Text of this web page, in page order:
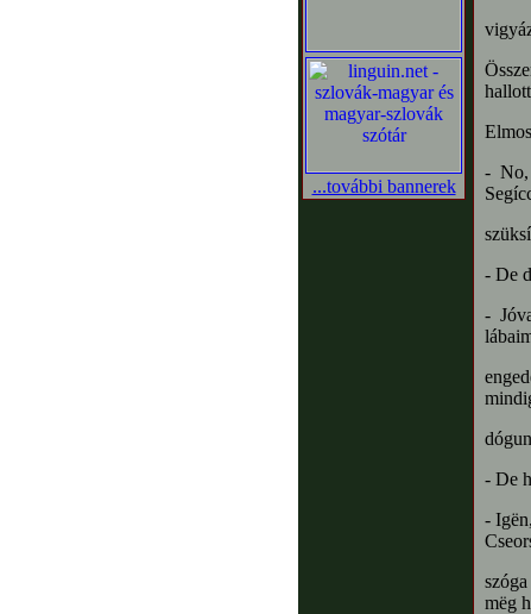
...további bannerek
- No,
- De
-
- De
-
mëg